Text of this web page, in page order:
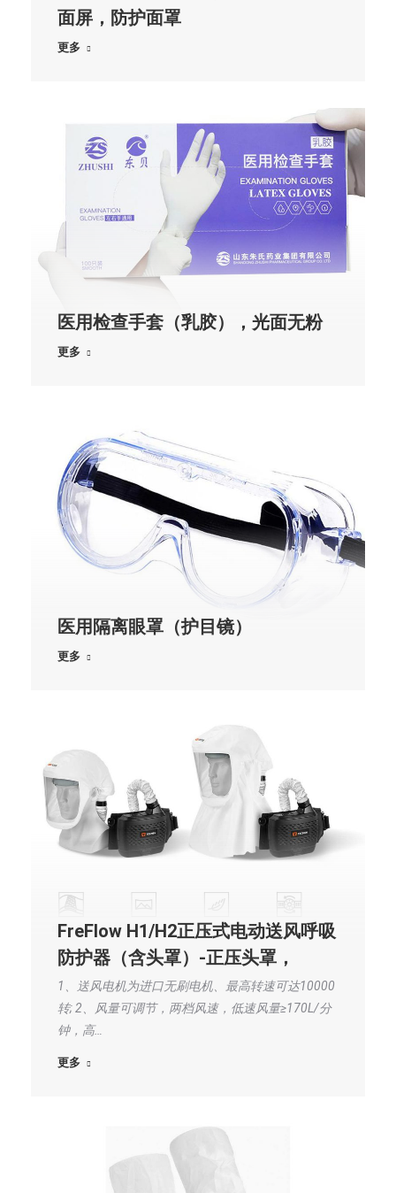
面屏，防护面罩
更多
医用检查手套（乳胶），光面无粉
更多
医用隔离眼罩（护目镜）
更多
FreFlow H1/H2正压式电动送风呼吸
防护器（含头罩）-正压头罩，
1、送风电机为进口无刷电机、最高转速可达10000
转; 2、风量可调节，两档风速，低速风量≥170L/分
钟，高…
更多